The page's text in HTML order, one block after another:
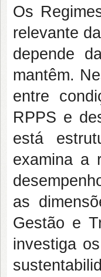
Os
relevante
depende
mantêm.
entre
RPPS e
está
examina a
as
Gestão e
investiga